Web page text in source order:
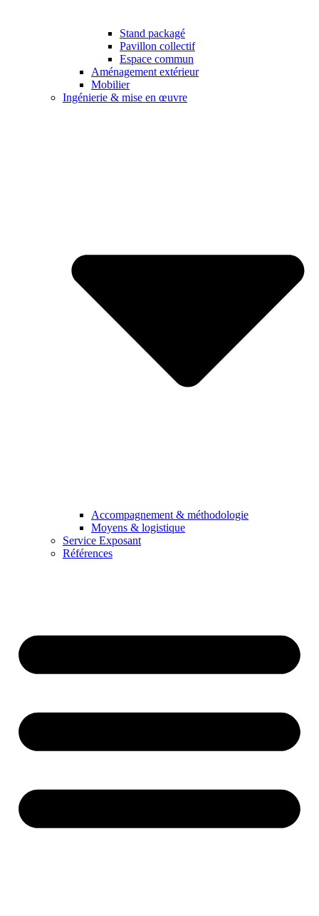
Stand packagé
Pavillon collectif
Espace commun
Aménagement extérieur
Mobilier
Ingénierie & mise en œuvre
Accompagnement & méthodologie
Moyens & logistique
Service Exposant
Références